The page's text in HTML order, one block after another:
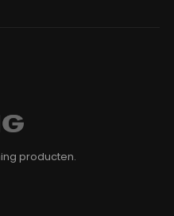
producten.